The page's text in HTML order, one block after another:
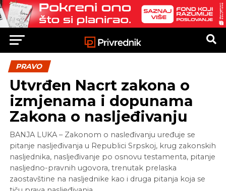
PRAVO
Utvrđen Nacrt zakona o
izmjenama i dopunama
Zakona o nasljeđivanju
BANJA LUKA – Zakonom o nasleđivanju uređuje se
pitanje nasljeđivanja u Republici Srpskoj, krug zakonskih
nasljednika, nasljeđivanje po osnovu testamenta, pitanje
nasljedno-pravnih ugovora, trenutak prelaska
zaostavštine na nasljednike kao i druga pitanja koja se